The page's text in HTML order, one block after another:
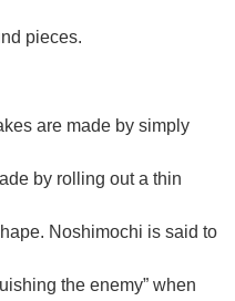
pieces.
are made by simply
by rolling out a thin
Noshimochi is said to
the enemy” when